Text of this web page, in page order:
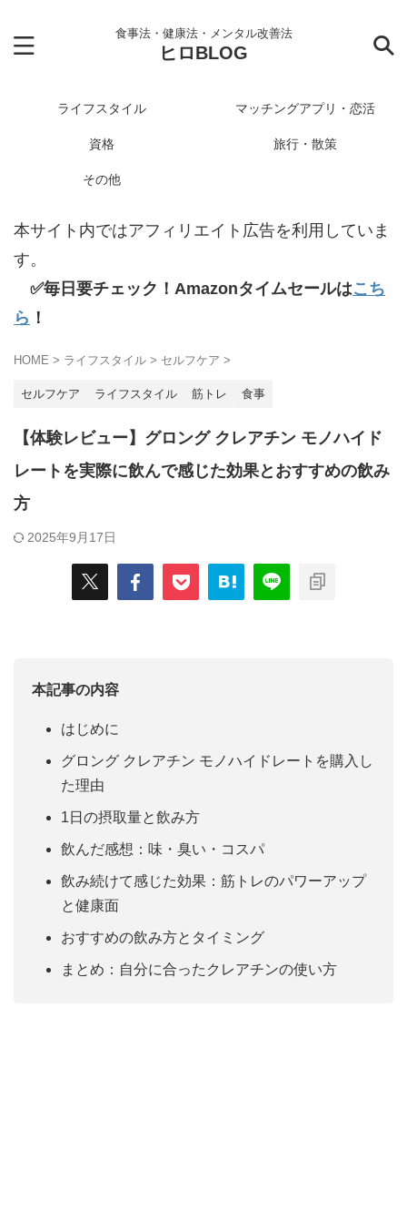
食事法・健康法・メンタル改善法
ヒロBLOG
ライフスタイル マッチングアプリ・恋活
資格 旅行・散策
その他
本サイト内ではアフィリエイト広告を利用していま
す。
✅毎日要チェック！Amazonタイムセールはこち
ら ！
HOME > ライフスタイル > セルフケア >
セルフケア ライフスタイル 筋トレ 食事
【体験レビュー】グロング クレアチン モノハイド
レートを実際に飲んで感じた効果とおすすめの飲み
方
2025年9月17日
本記事の内容
はじめに
グロング クレアチン モノハイドレートを購入し
た理由
1日の摂取量と飲み方
飲んだ感想：味・臭い・コスパ
飲み続けて感じた効果：筋トレのパワーアップ
と健康面
おすすめの飲み方とタイミング
まとめ：自分に合ったクレアチンの使い方